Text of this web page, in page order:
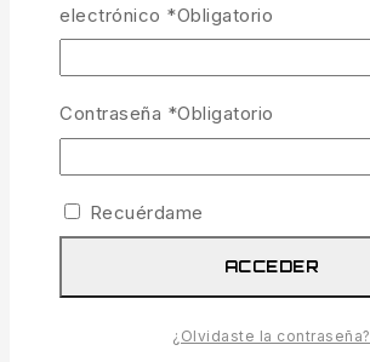
electrónico *Obligatorio
Contraseña *Obligatorio
Recuérdame
ACCEDER
¿Olvidaste la contraseña?